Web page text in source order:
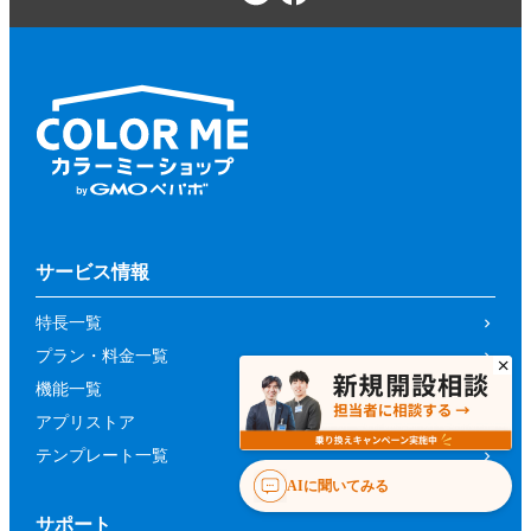
サービス情報
特長一覧
プラン・料金一覧
機能一覧
アプリストア
テンプレート一覧
サポート
AIに聞いてみる